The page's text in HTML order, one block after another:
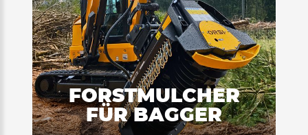
FORSTMULCHER
FÜR BAGGER